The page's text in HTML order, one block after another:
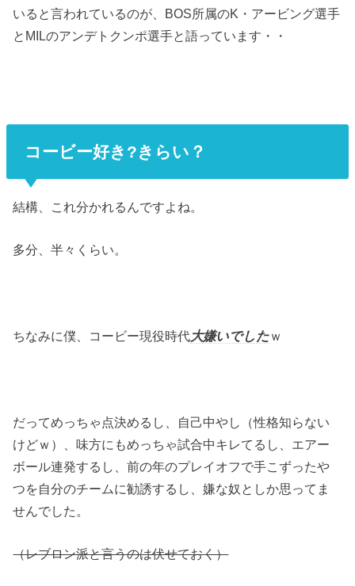
いると言われているのが、BOS所属のK・アービング選手
とMILのアンデトクンポ選手と語っています・・
コービー好き?きらい？
結構、これ分かれるんですよね。
多分、半々くらい。
ちなみに僕、コービー現役時代大嫌いでしたｗ
だってめっちゃ点決めるし、自己中やし（性格知らない
けどｗ）、味方にもめっちゃ試合中キレてるし、エアー
ボール連発するし、前の年のプレイオフで手こずったや
つを自分のチームに勧誘するし、嫌な奴としか思ってま
せんでした。
（レブロン派と言うのは伏せておく）